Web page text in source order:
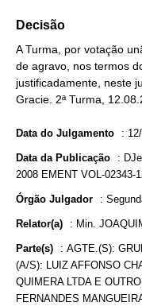
Decisão
A Turma, por votação
de agravo, nos termos
justificadamente, neste
Gracie. 2ª Turma,
Data do Julgamento :
Data da Publicação :
2008 EMENT VOL-02343-
Órgão Julgador :
Relator(a) : Min.
Parte(s) : AGTE.(S):
(A/S): LUIZ AFFONSO
QUIMERA LTDA E
FERNANDES